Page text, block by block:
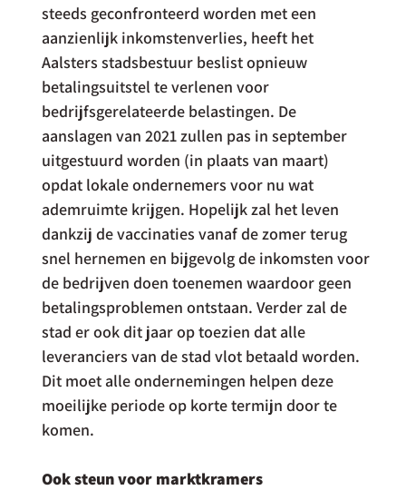
steeds geconfronteerd worden met een
aanzienlijk inkomstenverlies, heeft het
Aalsters stadsbestuur beslist opnieuw
betalingsuitstel te verlenen voor
bedrijfsgerelateerde belastingen. De
aanslagen van 2021 zullen pas in september
uitgestuurd worden (in plaats van maart)
opdat lokale ondernemers voor nu wat
ademruimte krijgen. Hopelijk zal het leven
dankzij de vaccinaties vanaf de zomer terug
snel hernemen en bijgevolg de inkomsten voor
de bedrijven doen toenemen waardoor geen
betalingsproblemen ontstaan. Verder zal de
stad er ook dit jaar op toezien dat alle
leveranciers van de stad vlot betaald worden.
Dit moet alle ondernemingen helpen deze
moeilijke periode op korte termijn door te
komen.
Ook steun voor marktkramers